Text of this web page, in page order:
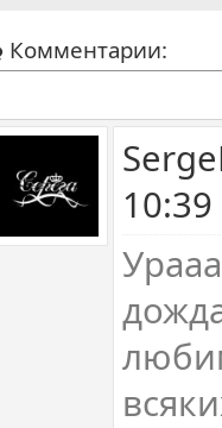
Комментарии: